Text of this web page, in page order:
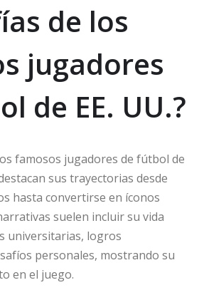
de los
jugadores
de EE. UU.?
famosos jugadores de fútbol de
sus trayectorias desde
hasta convertirse en íconos
suelen incluir su vida
universitarias, logros
personales, mostrando su
en el juego.